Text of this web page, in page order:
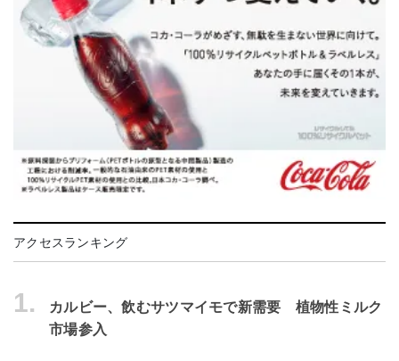
アクセスランキング
1.
カルビー、飲むサツマイモで新需要 植物性ミルク
市場参入